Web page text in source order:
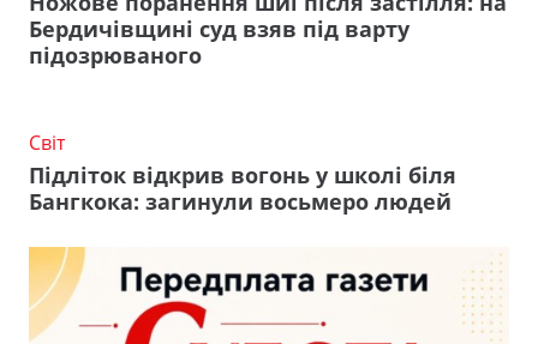
Бердичівщині суд взяв під варту
підозрюваного
Світ
Підліток відкрив вогонь у школі біля
Бангкока: загинули восьмеро людей